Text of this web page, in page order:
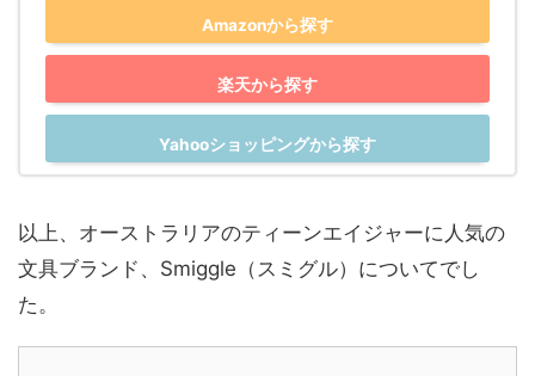
Amazonから探す
楽天から探す
Yahooショッピングから探す
以上、オーストラリアのティーンエイジャーに人気の
文具ブランド、Smiggle（スミグル）についてでし
た。